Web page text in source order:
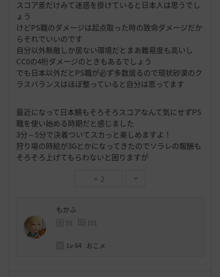
スコア差だけみて迷惑を掛けていると日本人は思うでし
ょう
けどPS職のダメージは起点取った時の致命ダメージだか
らそれでいいのです
自分以外無敵しか居ない環境だとまあ難易度も高いし
CC0の4桁ダメージのときもあるでしょう
でも日本以外だとPS職が必ず多数居るので現状砂漠のク
ラスバランスはほぼ整っていると自分は思ってます
最近になって日本鯖もそろそろスコアなんて気にせずPS
職を使い始める時期だと感じました
3分～5分で決着ついてスカっと楽しめますよ！
狩り場の時給が3Gとかになってきたのでソラレの報酬も
そろそろ上げてもらわないと困りますが
2
もかふ
59 101
Lv 64 おこメ